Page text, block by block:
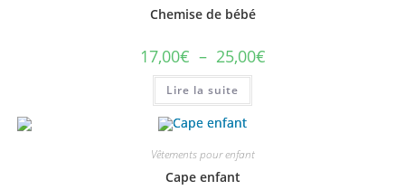
Chemise de bébé
17,00€ – 25,00€Plage
de
Lire la suite
Vêtements pour enfant
Cape enfant